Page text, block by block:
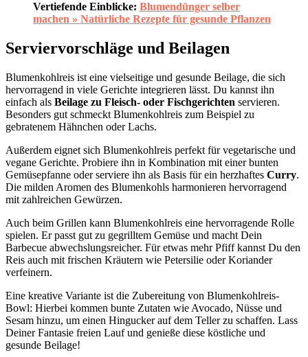
Vertiefende Einblicke: Blumendünger selber
machen » Natürliche Rezepte für gesunde Pflanzen
Serviervorschläge und Beilagen
Blumenkohlreis ist eine vielseitige und gesunde Beilage, die sich
hervorragend in viele Gerichte integrieren lässt. Du kannst ihn
einfach als Beilage zu Fleisch- oder Fischgerichten servieren.
Besonders gut schmeckt Blumenkohlreis zum Beispiel zu
gebratenem Hähnchen oder Lachs.
Außerdem eignet sich Blumenkohlreis perfekt für vegetarische und
vegane Gerichte. Probiere ihn in Kombination mit einer bunten
Gemüsepfanne oder serviere ihn als Basis für ein herzhaftes Curry.
Die milden Aromen des Blumenkohls harmonieren hervorragend
mit zahlreichen Gewürzen.
Auch beim Grillen kann Blumenkohlreis eine hervorragende Rolle
spielen. Er passt gut zu gegrilltem Gemüse und macht Dein
Barbecue abwechslungsreicher. Für etwas mehr Pfiff kannst Du den
Reis auch mit frischen Kräutern wie Petersilie oder Koriander
verfeinern.
Eine kreative Variante ist die Zubereitung von Blumenkohlreis-
Bowl: Hierbei kommen bunte Zutaten wie Avocado, Nüsse und
Sesam hinzu, um einen Hingucker auf dem Teller zu schaffen. Lass
Deiner Fantasie freien Lauf und genieße diese köstliche und
gesunde Beilage!